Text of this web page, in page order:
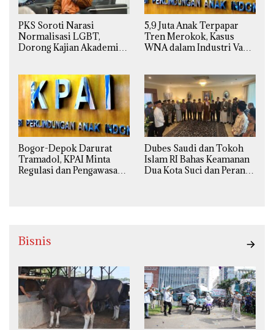
PKS Soroti Narasi
Normalisasi LGBT,
Dorong Kajian Akademik
Agama
5,9 Juta Anak Terpapar
Tren Merokok, Kasus
WNA dalam Industri Vape
Bogor-Depok Darurat
Tramadol, KPAI Minta
Regulasi dan Pengawasan
Dubes Saudi dan Tokoh
Islam RI Bahas Keamanan
Dua Kota Suci dan Peran
Bisnis